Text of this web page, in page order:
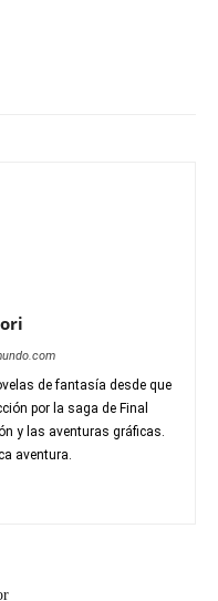
de fantasía desde que
por la saga de Final
y las aventuras gráficas.
aventura.